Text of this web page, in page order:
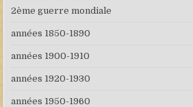
2ème guerre mondiale
années 1850-1890
années 1900-1910
années 1920-1930
années 1950-1960